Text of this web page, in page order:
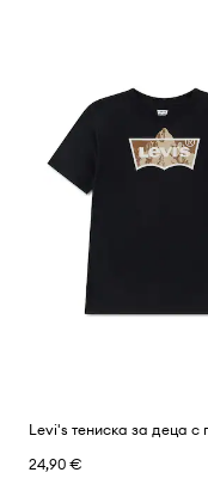
24,90 €